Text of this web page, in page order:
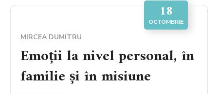
18
OCTOMBRIE
MIRCEA DUMITRU
Emoții la nivel personal, în
familie și în misiune